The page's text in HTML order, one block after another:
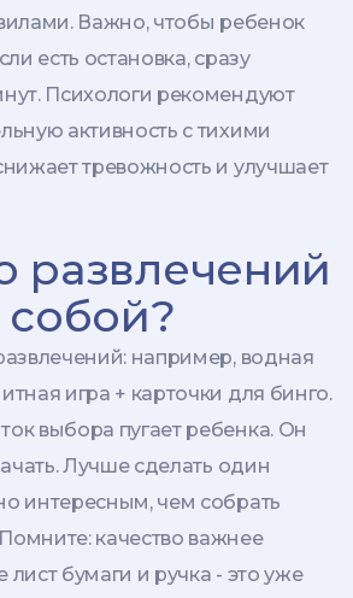
Важно, чтобы ребенок
есть остановка, сразу
Психологи рекомендуют
активность с тихими
тревожность и улучшает
развлечений
собой?
например, водная
игра + карточки для бинго.
выбора пугает ребенка. Он
Лучше сделать один
интересным, чем собрать
качество важнее
лист бумаги и ручка - это уже